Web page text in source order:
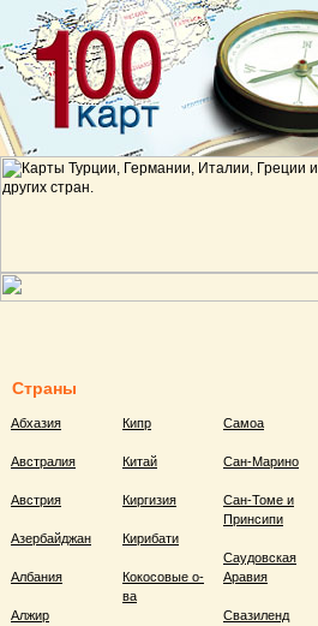
Страны
Абхазия
Австралия
Австрия
Азербайджан
Албания
Алжир
Кипр
Китай
Киргизия
Кирибати
Кокосовые о-
ва
Самоа
Сан-Марино
Сан-Томе и
Принсипи
Саудовская
Аравия
Свазиленд